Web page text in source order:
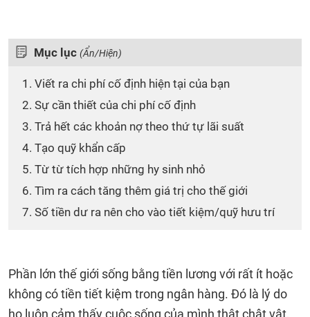
Mục lục (Ẩn/Hiện)
1. Viết ra chi phí cố định hiện tại của bạn
2. Sự cần thiết của chi phí cố định
3. Trả hết các khoản nợ theo thứ tự lãi suất
4. Tạo quỹ khẩn cấp
5. Từ từ tích hợp những hy sinh nhỏ
6. Tìm ra cách tăng thêm giá trị cho thế giới
7. Số tiền dư ra nên cho vào tiết kiệm/quỹ hưu trí
Phần lớn thế giới sống bằng tiền lương với rất ít hoặc
không có tiền tiết kiệm trong ngân hàng. Đó là lý do
họ luôn cảm thấy cuộc sống của mình thật chật vật,